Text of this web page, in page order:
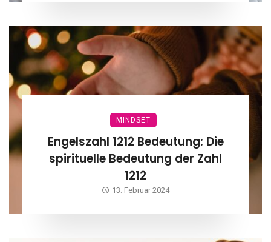
MINDSET
Engelszahl 1212 Bedeutung: Die
spirituelle Bedeutung der Zahl
1212
13. Februar 2024